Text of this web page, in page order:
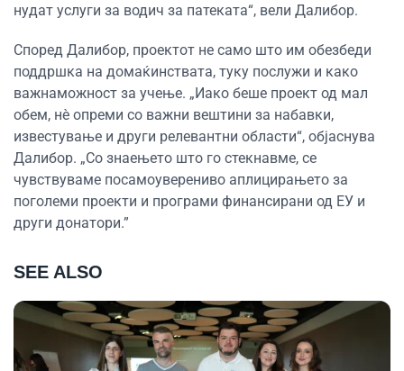
нудат услуги за водич за патеката“, вели Далибор.
Според Далибор, проектот не само што им обезбеди
поддршка на домаќинствата, туку послужи и како
важнаможност за учење. „Иако беше проект од мал
обем, нè опреми со важни вештини за набавки,
известување и други релевантни области“, објаснува
Далибор. „Со знаењето што го стекнавме, се
чувствуваме посамоуверениво аплицирањето за
поголеми проекти и програми финансирани од ЕУ и
други донатори.”
SEE ALSO